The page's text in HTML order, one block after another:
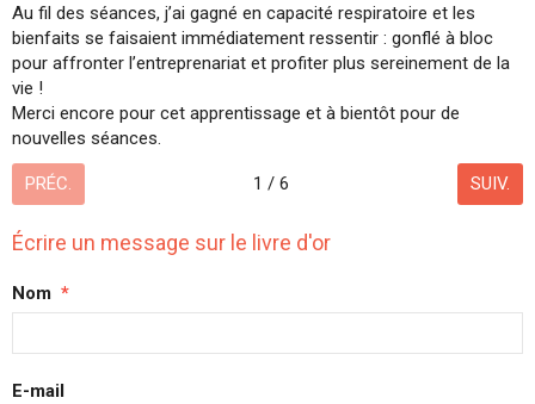
Au fil des séances, j’ai gagné en capacité respiratoire et les
bienfaits se faisaient immédiatement ressentir : gonflé à bloc
pour affronter l’entreprenariat et profiter plus sereinement de la
vie !
Merci encore pour cet apprentissage et à bientôt pour de
nouvelles séances.
PRÉC. 1 / 6 SUIV.
Écrire un message sur le livre d'or
Nom
E-mail